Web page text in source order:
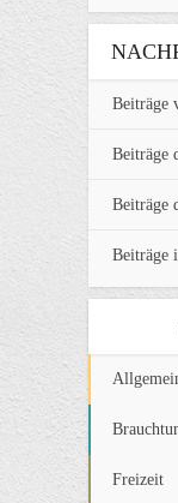
Beiträge
Beiträge
Beiträge
Beiträge
Freizeit